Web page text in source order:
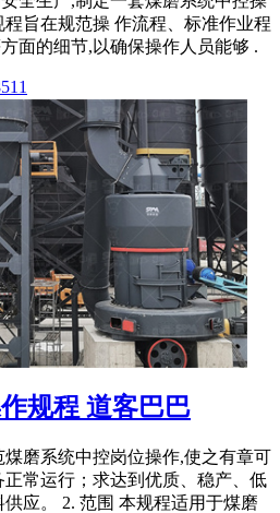
旨在规范操 作流程、标准作业程
面的细节,以确保操作人员能够 .
规程 道客巴巴
煤磨系统中控岗位操作,使之有章可
常运行；求达到优质、稳产、低
应。 2. 范围 本规程适用于煤磨